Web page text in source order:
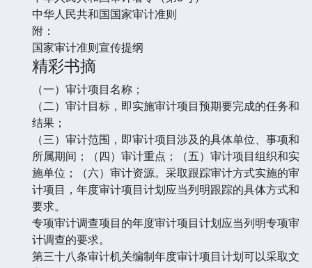
中华人民共和国国家审计准则
附：
国家审计准则宣传提纲
精彩书摘
（一）审计项目名称；
（二）审计目标，即实施审计项目预期要完成的任务和
结果；
（三）审计范围，即审计项目涉及的具体单位、事项和
所属期间；（四）审计重点；（五）审计项目组织和实
施单位；（六）审计资源。采取跟踪审计方式实施的审
计项目，年度审计项目计划应当列明跟踪的具体方式和
要求。
专项审计调查项目的年度审计项目计划应当列明专项审
计调查的要求。
第三十八条审计机关编制年度审计项目计划可以采取文